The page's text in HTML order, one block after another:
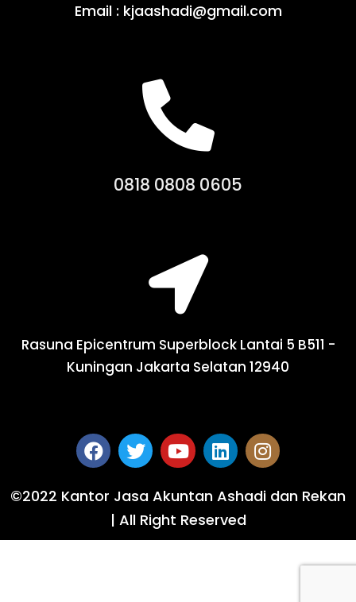
Email : kjaashadi@gmail.com
0818 0808 0605
Rasuna Epicentrum Superblock Lantai 5 B511 -
Kuningan Jakarta Selatan 12940
©2022 Kantor Jasa Akuntan Ashadi dan Rekan
| All Right Reserved